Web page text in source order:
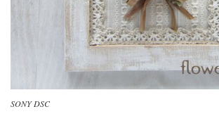
SONY DSC